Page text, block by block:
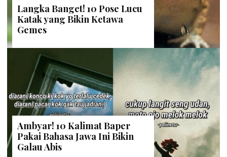
Langka Banget! 10 Pose Lucu
Katak yang Bikin Ketawa
Gemes
Ambyar! 10 Kalimat Baper
Pakai Bahasa Jawa Ini Bikin
Galau Abis